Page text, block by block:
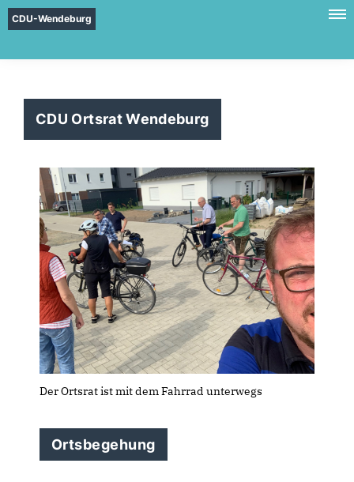
CDU-Wendeburg
CDU Ortsrat Wendeburg
Der Ortsrat ist mit dem Fahrrad unterwegs
Ortsbegehung